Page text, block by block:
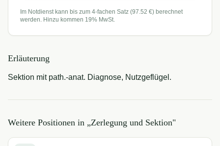
Im Notdienst kann bis zum 4-fachen Satz (97.52 €) berechnet
werden. Hinzu kommen 19% MwSt.
Erläuterung
Sektion mit path.-anat. Diagnose, Nutzgeflügel.
Weitere Positionen in „Zerlegung und Sektion"